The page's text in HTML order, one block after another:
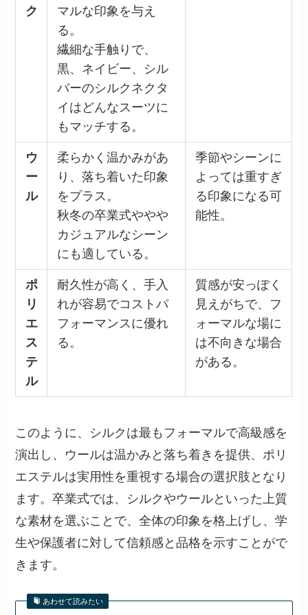
ク
マルな印象を与え
る。
繊細な手触りで、
黒、ネイビー、シル
バーのシルクネクタ
イはどんなスーツに
もマッチする。
ウ
ー
ル
柔らかく温かみがあ
り、落ち着いた印象
をプラス。
秋冬の卒業式ややや
カジュアルなシーン
にも適している。
季節やシーンに
よっては重すぎ
る印象になる可
能性。
ポ
リ
エ
ス
テ
ル
耐久性が高く、手入
れが容易でコストパ
フォーマンスに優れ
る。
質感が安っぽく
見えがちで、フ
ォーマルな場に
は不向きな場合
がある。
このように、シルクは最もフォーマルで高級感を
演出し、ウールは温かみと落ち着きを提供、ポリ
エステルは実用性を重視する場合の選択肢となり
ます。卒業式では、シルクやウールといった上質
な素材を選ぶことで、全体の印象を格上げし、学
生や保護者に対して信頼感と品格を示すことがで
きます。
あわせて読みたい